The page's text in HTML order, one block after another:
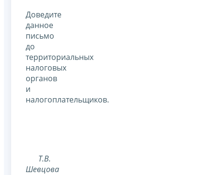
Доведите
данное
письмо
до
территориальных
налоговых
органов
и
налогоплательщиков.
Т.В.
Шевцова